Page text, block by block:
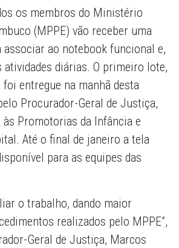
os membros do Ministério
(MPPE) vão receber uma
associar ao notebook funcional e,
diárias. O primeiro lote,
entregue na manhã desta
Procurador-Geral de Justiça,
Promotorias da Infância e
Até o final de janeiro a tela
para as equipes das
o trabalho, dando maior
realizados pelo MPPE”,
Geral de Justiça, Marcos